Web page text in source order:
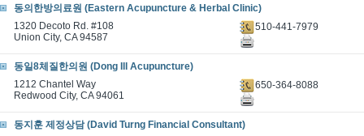
동의한방의료원 (Eastern Acupuncture & Herbal Clinic)
1320 Decoto Rd. #108
Union City, CA 94587
510-441-7979
동일8체질한의원 (Dong Ill Acupuncture)
1212 Chantel Way
Redwood City, CA 94061
650-364-8088
동지훈 제정상담 (David Turng Financial Consultant)